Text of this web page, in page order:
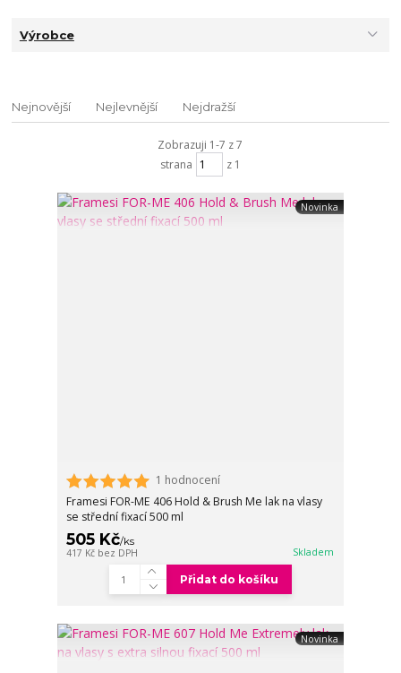
Výrobce
Nejnovější Nejlevnější Nejdražší
Zobrazuji 1-7 z 7
strana
z 1
Novinka
1 hodnocení
Framesi FOR-ME 406 Hold & Brush Me lak na vlasy
se střední fixací 500 ml
505 Kč/ks
417 Kč bez DPH Skladem
Přidat do košíku
Novinka